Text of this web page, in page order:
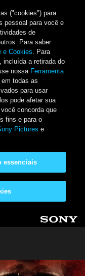
("cookies") para
pessoal para você e
de
Para saber
e Cookies. Para
incluída a retirada do
nossa Ferramenta
todas as
para usar
pode afetar sua
concorda que
fins e para o
Pictures e
essenciais